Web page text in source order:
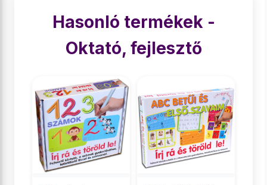
Hasonló termékek -
Oktató, fejlesztő